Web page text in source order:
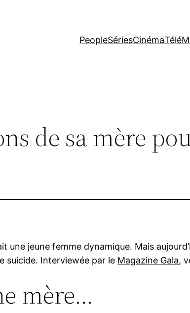
PeopleSériesCinémaTélé
de sa mère
une jeune femme dynamique. Mais
suicide. Interviewée par le Magazine Gala,
mère…